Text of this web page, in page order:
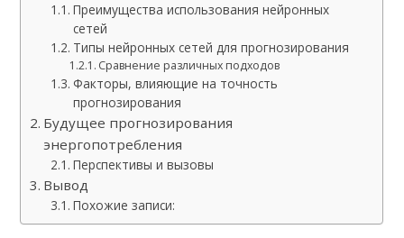
Преимущества использования нейронных
сетей
Типы нейронных сетей для прогнозирования
Сравнение различных подходов
Факторы, влияющие на точность
прогнозирования
Будущее прогнозирования
энергопотребления
Перспективы и вызовы
Вывод
Похожие записи: